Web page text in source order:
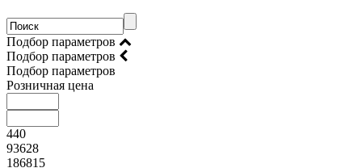
Подбор параметров
Подбор параметров
Подбор параметров
Розничная цена
440
93628
186815